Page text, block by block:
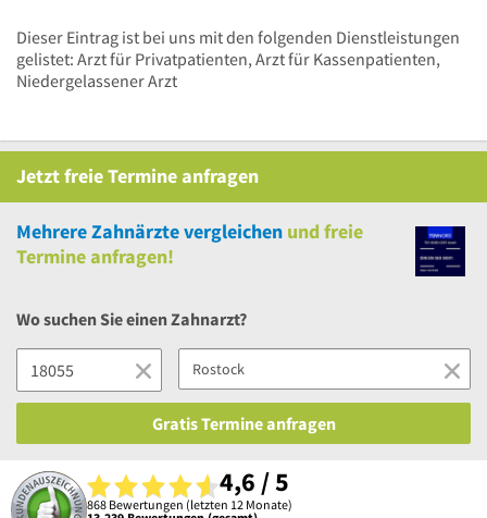
Dieser Eintrag ist bei uns mit den folgenden Dienstleistungen
gelistet: Arzt für Privatpatienten, Arzt für Kassenpatienten,
Niedergelassener Arzt
JetztfreieTermine anfragen
MehrereZahnärzte vergleichen undfreie
Termine anfragen!
Wo suchen Sie einen Zahnarzt?
Gratis Termine anfragen
4,6 / 5
868 Bewertungen (letzten 12 Monate)